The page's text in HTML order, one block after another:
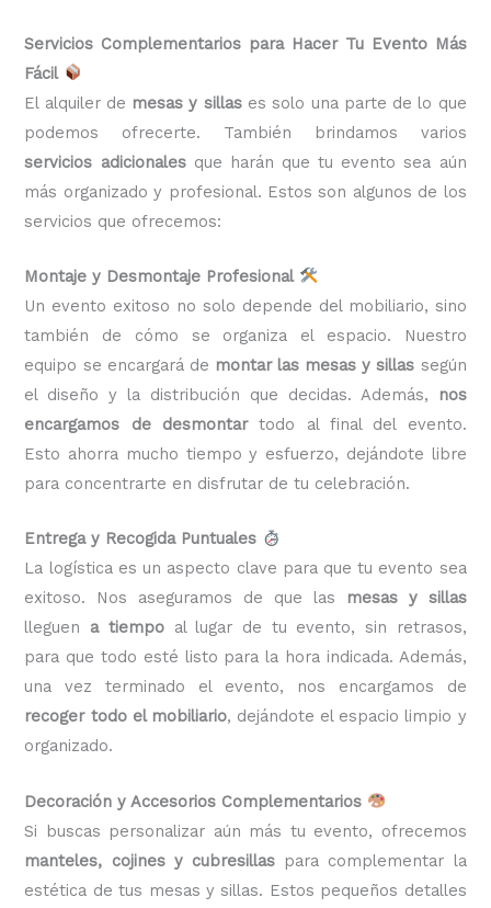
Servicios Complementarios para Hacer Tu Evento Más
Fácil
El alquiler de mesas y sillases solo una parte de lo que
podemos ofrecerte. También brindamos varios
servicios adicionalesque harán que tu evento sea aún
más organizado y profesional. Estos son algunos de los
servicios que ofrecemos:
Montaje y Desmontaje Profesional
Un evento exitoso no solo depende del mobiliario, sino
también de cómo se organiza el espacio. Nuestro
equipo se encargará de montar las mesas y sillas según
el diseño y la distribución que decidas. Además,
nos
encargamos de desmontartodo al final del evento.
Esto ahorra mucho tiempo y esfuerzo, dejándote libre
para concentrarte en disfrutar de tu celebración.
Entrega y Recogida Puntuales
La logística es un aspecto clave para que tu evento sea
exitoso. Nos aseguramos de que las
mesas y sillas
lleguen a tiempoal lugar de tu evento, sin retrasos,
para que todo esté listo para la hora indicada. Además,
una vez terminado el evento, nos encargamos de
recoger todo el mobiliario, dejándote el espacio limpio y
organizado.
Decoración y Accesorios Complementarios
Si buscas personalizar aún más tu evento, ofrecemos
manteles, cojines y cubresillas para complementar la
estética de tus mesas y sillas. Estos pequeños detalles